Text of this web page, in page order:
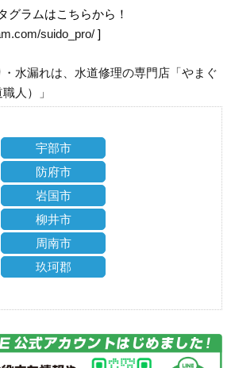
ラムはこちらから！
suido_pro/ ]
水漏れは、水道修理の専門店「やまぐ
人）」
宇部市
防府市
岩国市
柳井市
周南市
玖珂郡